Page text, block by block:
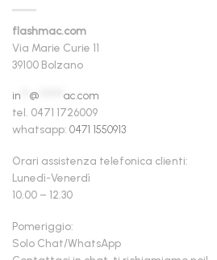
flashmac.com
Via Marie Curie 11
39100 Bolzano
in @
ac.com
tel. 0471 1726009
whatsapp: 0471 1550913
Orari assistenza telefonica clienti:
Lunedì-Venerdì
10.00 – 12.30
Pomeriggio:
Solo Chat/WhatsApp